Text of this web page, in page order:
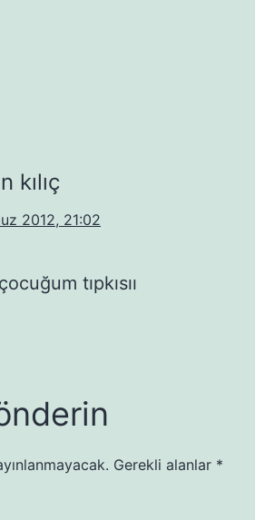
kılıç
2012, 21:02
tıpkısıı
Gerekli alanlar *